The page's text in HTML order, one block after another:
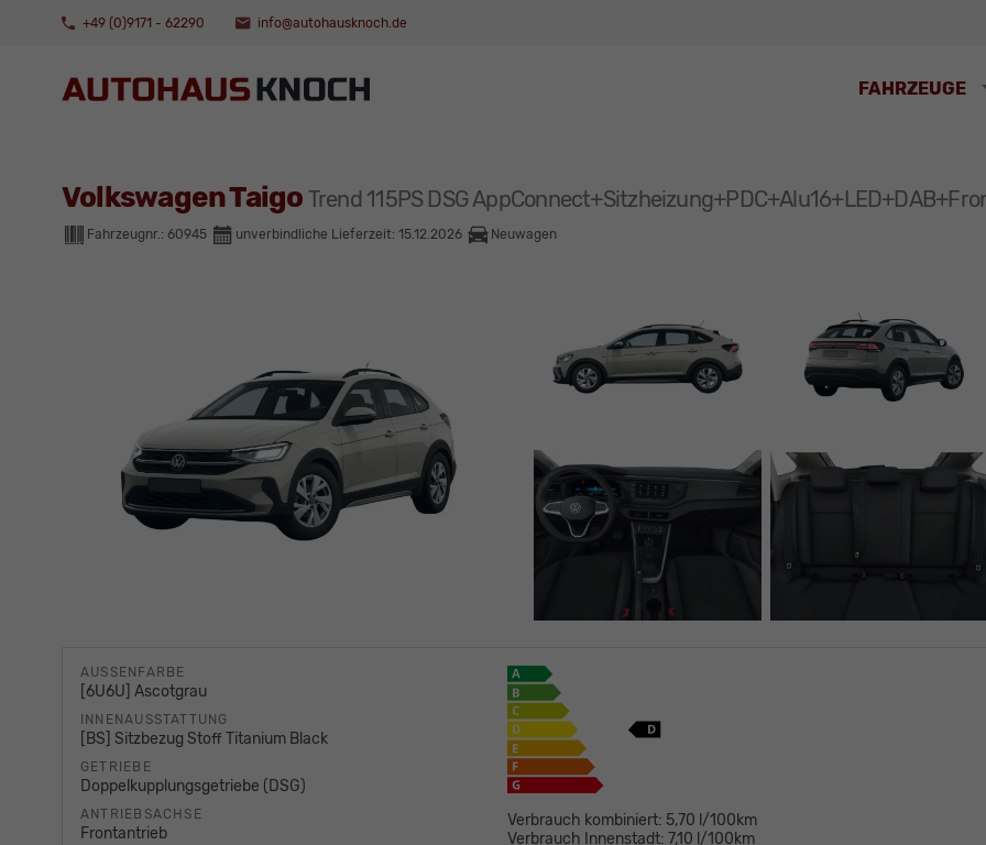
+49 (0)9171 - 62290 info@autohausknoch.de
FAHRZEUGE
Volkswagen Taigo Trend 115PS DSG
Fahrzeugnr.: 60945 unverbindliche Lieferzeit: 15.12.2026 Neuwagen
AUSSENFARBE
[6U6U] Ascotgrau
INNENAUSSTATTUNG
[BS] Sitzbezug Stoff Titanium Black
GETRIEBE
Doppelkupplungsgetriebe (DSG)
ANTRIEBSACHSE
Frontantrieb
Verbrauch kombiniert: 5,70 l/100km
Verbrauch Innenstadt: 7,10 l/100km